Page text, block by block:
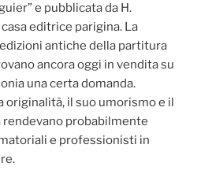
e pubblicata da H.
editrice parigina. La
antiche della partitura
ancora oggi in vendita su
una certa domanda.
originalità, il suo umorismo e il
probabilmente
e professionisti in